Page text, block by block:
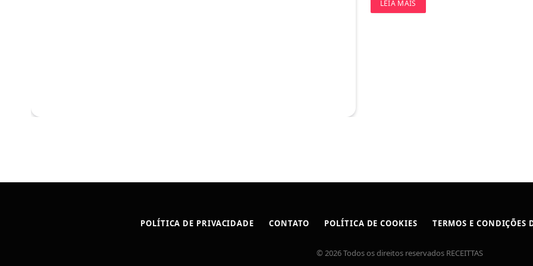
LEIA MAIS
POLÍTICA DE PRIVACIDADE CONTATO POLÍTICA DE COOKIES TERMOS E CONDIÇÕES
© 2026 Todos os direitos reservados RECEITTAS